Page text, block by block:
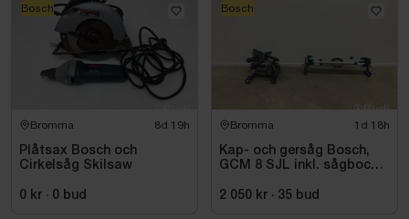
Bromma 8d 19h
Plåtsax Bosch och
Cirkelsåg Skilsaw
0 kr · 0 bud
Bosch
Bromma 1d 18h
Kap- och gersåg Bosch,
GCM 8 SJL inkl. sågbock
2 050 kr · 35 bud
Bosch